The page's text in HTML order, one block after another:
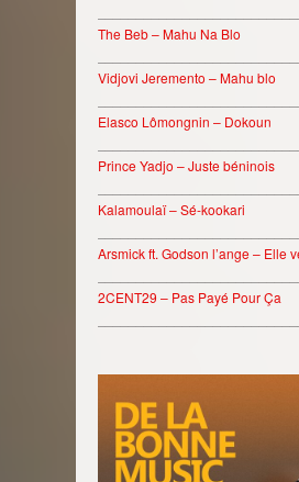
The Beb – Mahu Na Blo
Vidjovi Jeremento – Mahu blo
Elasco Lômongnin – Dokoun
Prince Yadjo – Juste béninois
Kalamoulaï – Sé-kookari
Arsmick ft. Godson l’ange – Elle
2CENT29 – Pas Payé Pour Ça